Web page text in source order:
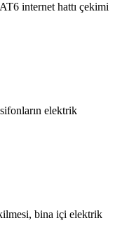
internet hattı çekimi
elektrik
bina içi elektrik